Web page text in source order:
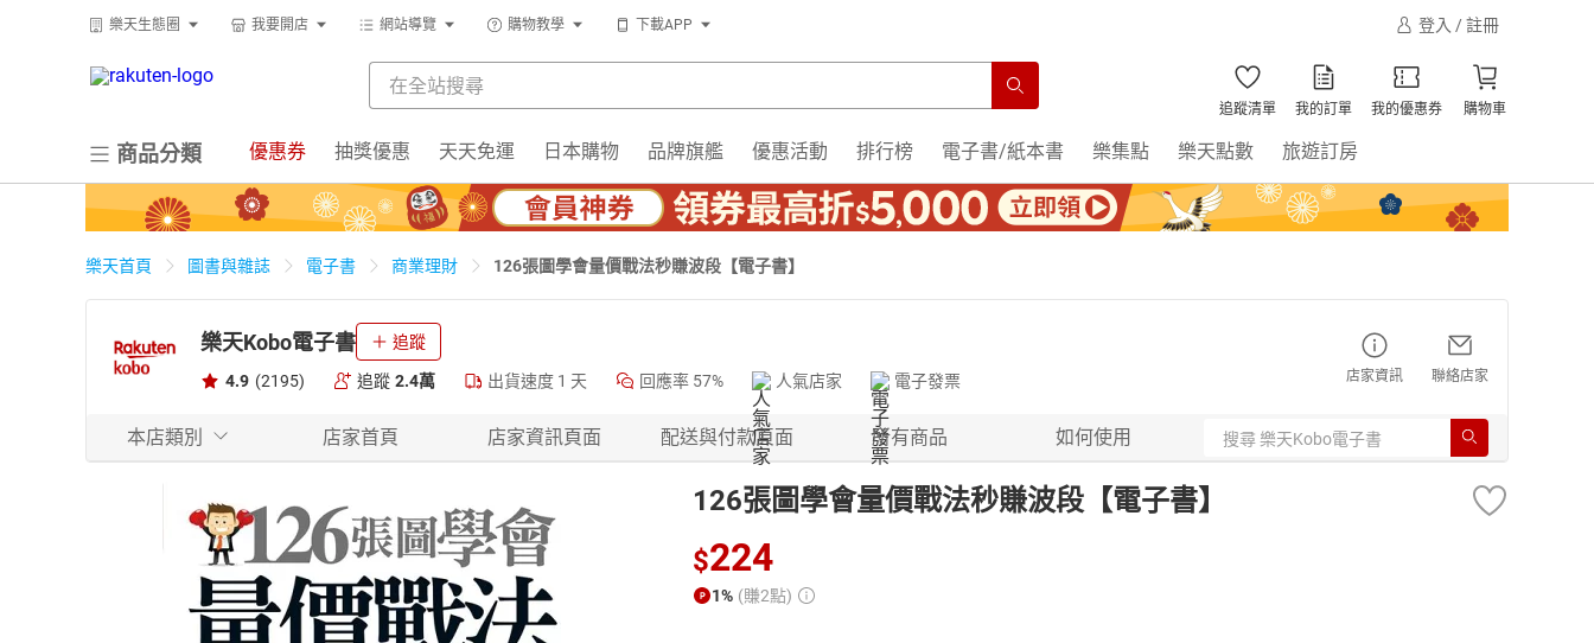
樂天生態圈 我要開店 網站導覽 購物教學 下載APP 登入 / 註冊
追蹤清單 我的訂單 我的優惠券 購物車
商品分類 優惠券 抽獎優惠 天天免運 日本購物 品牌旗艦 優惠活動 排行榜 電子書/紙本書 樂集點 樂天點數 旅遊訂房
樂天首頁 圖書與雜誌 電子書 商業理財 126張圖學會量價戰法秒賺波段【電子書】
樂天Kobo電子書 追蹤
4.9 (2195) 追蹤 2.4萬 出貨速度 1 天 回應率 57% 人氣店家 電子發票 店家資訊 聯絡店家
本店類別 店家首頁 店家資訊頁面 配送與付款頁面 所有商品 如何使用
126張圖學會量價戰法秒賺波段【電子書】
$224
1% (賺2點)